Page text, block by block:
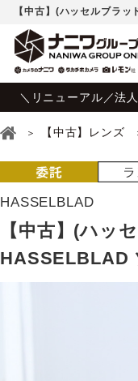
【中古】(ハッセルブラ
＼リニューアル／法
【中古】レンズ
HASSELBLAD
【中古】(ハッ
HASSELBLAD